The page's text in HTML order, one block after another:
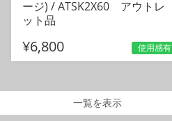
ージ) / ATSK2X60 アウトレ
ット品
¥6,800 使用感有
一覧を表示